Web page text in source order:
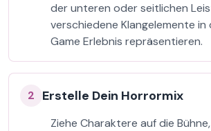
der unteren oder seitlichen
verschiedene Klangelemente in
Game Erlebnis repräsentieren.
2 Erstelle Dein Horrormix
Ziehe Charaktere auf die